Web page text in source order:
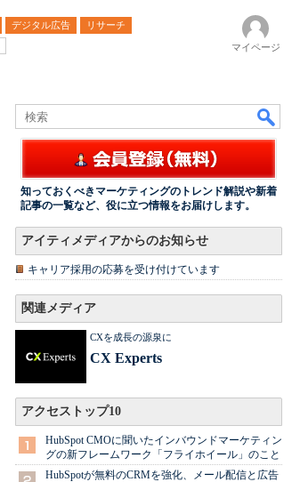
デジタル広告
リサーチ
マイページ
知っておくべきマーケティングのトレンド解説や新着
記事の一覧など、役に立つ情報をお届けします。
アイティメディアからのお知らせ
キャリア採用の応募を受け付けています
関連メディア
CXを成長の源泉に
CX Experts
アクセストップ10
HubSpot CMOに聞いたインバウンドマーケティン
グの新フレームワーク「フライホイール」のこと
HubSpotが無料のCRMを強化、メール配信と広告